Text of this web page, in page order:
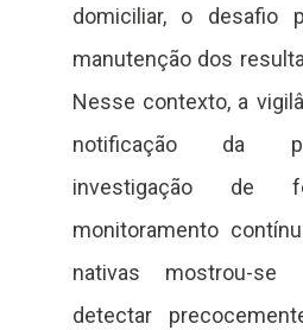
domiciliar, o desafio
manutenção dos
Nesse contexto, a
notificação da
investigação
monitoramento
nativas mostrou-se
detectar